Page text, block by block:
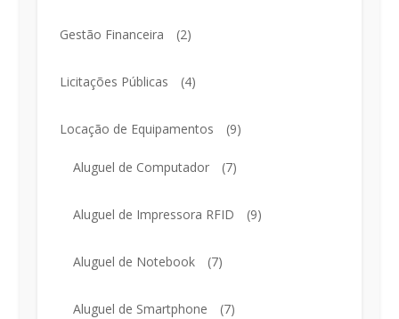
Gestão Financeira (2)
Licitações Públicas (4)
Locação de Equipamentos (9)
Aluguel de Computador (7)
Aluguel de Impressora RFID (9)
Aluguel de Notebook (7)
Aluguel de Smartphone (7)